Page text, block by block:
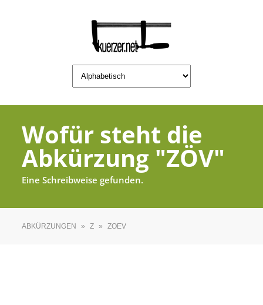
Wofür steht die
Abkürzung "ZÖV"
Eine Schreibweise gefunden.
ABKÜRZUNGEN » Z » ZOEV